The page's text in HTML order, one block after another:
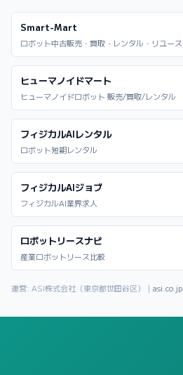
Smart-Mart
ロボット中古販売・買取・レンタル・リユース
ヒューマノイドマート
ヒューマノイドロボット 販売/買取/レンタル
フィジカルAIレンタル
ロボット短期レンタル
フィジカルAIジョブ
フィジカルAI業界求人
ロボットリースナビ
産業ロボットリース比較
運営: ASI株式会社（東京都世田谷区）｜ asi.co.jp